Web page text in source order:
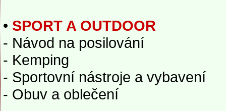
• SPORT A OUTDOOR
- Návod na posilování
- Kemping
- Sportovní nástroje a vybavení
- Obuv a oblečení